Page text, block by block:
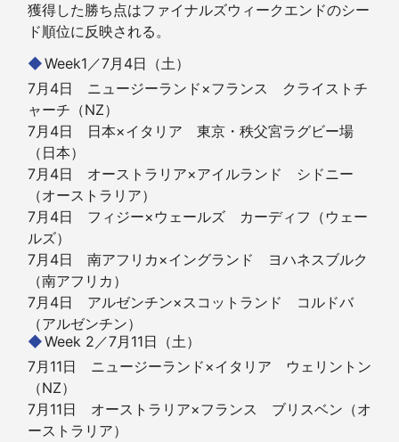
獲得した勝ち点はファイナルズウィークエンドのシー
ド順位に反映される。
Week1／7月4日（土）
7月4日 ニュージーランド×フランス クライストチ
ャーチ（NZ）
7月4日 日本×イタリア 東京・秩父宮ラグビー場
（日本）
7月4日 オーストラリア×アイルランド シドニー
（オーストラリア）
7月4日 フィジー×ウェールズ カーディフ（ウェー
ルズ）
7月4日 南アフリカ×イングランド ヨハネスブルク
（南アフリカ）
7月4日 アルゼンチン×スコットランド コルドバ
（アルゼンチン）
Week 2／7月11日（土）
7月11日 ニュージーランド×イタリア ウェリントン
（NZ）
7月11日 オーストラリア×フランス ブリスベン（オ
ーストラリア）